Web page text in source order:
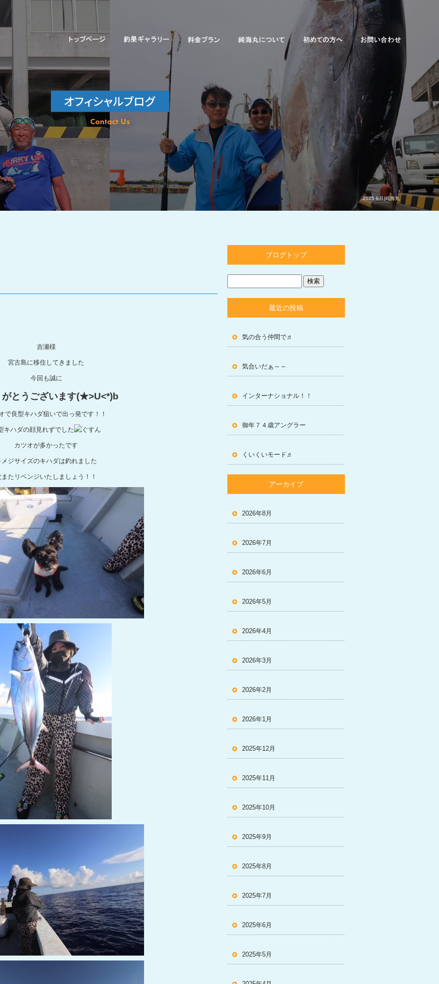
2025 8月|純海丸
吉瀬様
宮古島に移住してきました
今回も誠に
とうございます(★>U<*)b
で良型キハダ狙いで出っ発です！！
キハダの顔見れずでした
カツオが多かったです
メジサイズのキハダは釣れました
またリベンジいたしましょう！！
ブログトップ
最近の投稿
気の合う仲間で♬
気合いだぁ～～
インターナショナル！！
御年７４歳アングラー
くいくいモード♬
アーカイブ
2026年8月
2026年7月
2026年6月
2026年5月
2026年4月
2026年3月
2026年2月
2026年1月
2025年12月
2025年11月
2025年10月
2025年9月
2025年8月
2025年7月
2025年6月
2025年5月